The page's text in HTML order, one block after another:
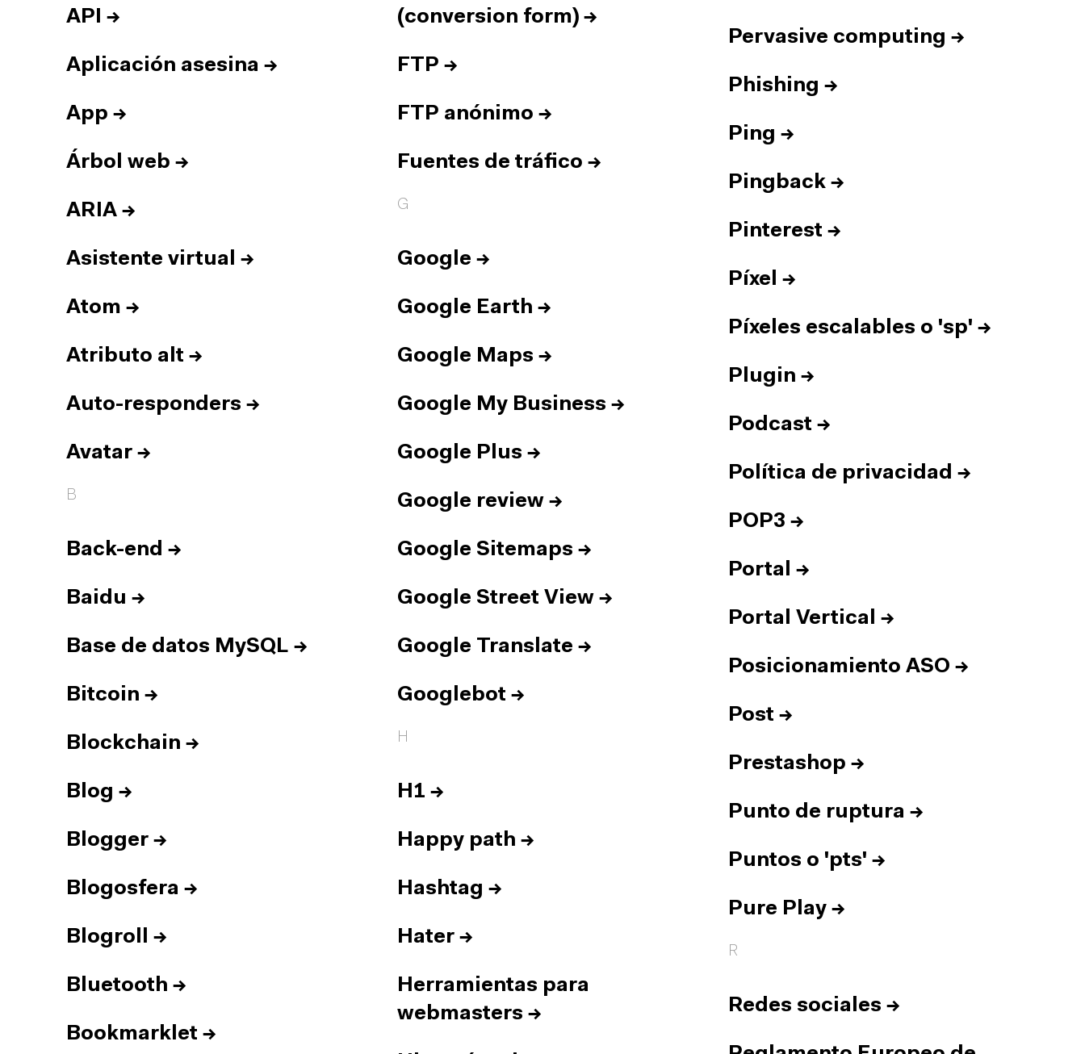
API →
Aplicación asesina →
App →
Árbol web →
ARIA →
Asistente virtual →
Atom →
Atributo alt →
Auto-responders →
Avatar →
B
Back-end →
Baidu →
Base de datos MySQL →
Bitcoin →
Blockchain →
Blog →
Blogger →
Blogosfera →
Blogroll →
Bluetooth →
Bookmarklet →
(conversion form) →
FTP →
FTP anónimo →
Fuentes de tráfico →
G
Google →
Google Earth →
Google Maps →
Google My Business →
Google Plus →
Google review →
Google Sitemaps →
Google Street View →
Google Translate →
Googlebot →
H
H1 →
Happy path →
Hashtag →
Hater →
Herramientas para
webmasters →
Pervasive computing →
Phishing →
Ping →
Pingback →
Pinterest →
Píxel →
Píxeles escalables o 'sp' →
Plugin →
Podcast →
Política de privacidad →
POP3 →
Portal →
Portal Vertical →
Posicionamiento ASO →
Post →
Prestashop →
Punto de ruptura →
Puntos o 'pts' →
Pure Play →
R
Redes sociales →